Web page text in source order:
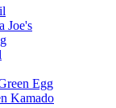
Joe's
Egg
Kamado